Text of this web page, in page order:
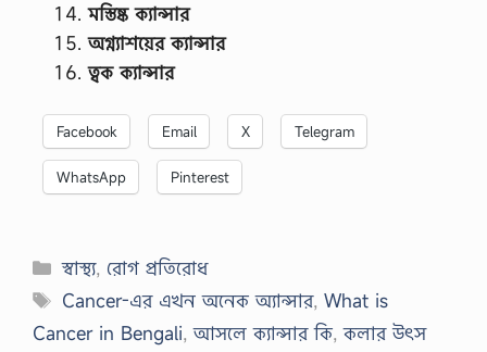
মস্তিষ্ক ক্যান্সার
অগ্ন্যাশয়ের ক্যান্সার
ত্বক ক্যান্সার
Facebook Email X Telegram
WhatsApp Pinterest
Categories
স্বাস্থ্য, রোগ প্রতিরোধ
Tags
Cancer-এর এখন অনেক অ্যান্সার,What is
Cancer in Bengali,আসলে ক্যান্সার কি,কলার উৎস